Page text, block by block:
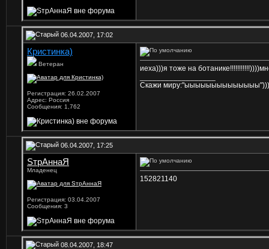
06.04.2007, 17:02
Кристинка)
Ветеран
Регистрация: 26.02.2007
Адрес: Россия
Сообщения: 1,762
иеха)))я тоже на
Скажи
06.04.2007, 17:25
SтрАннаЯ
Младенец
Регистрация: 03.04.2007
Сообщения: 3
152821140
08.04.2007, 18:47